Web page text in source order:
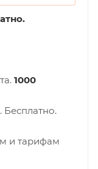
1000
Бесплатно.
и тарифам